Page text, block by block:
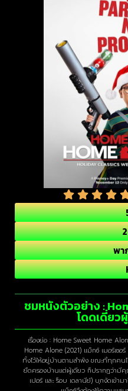
พา
ชมหนังตัวอย่าง :
โดดเดี่ยว
เรื่องย่อ : Home Sweet Home
Home Alone (2021) แม็กซ์ เมอร์เซ
ทิ้งไว้ให้อยู่บ้านตามลำพัง ขณะที่ทุกค
ยึดครองบ้านแต่ผู้เดียว ก็ปรากฏว่ามี
เปอร์ และ ร็อบ เดลานีย์) บุกงัดเข้า